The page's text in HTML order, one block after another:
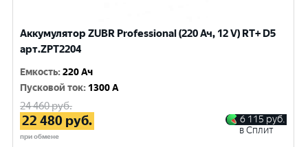
Аккумулятор ZUBR Professional (220 Ач, 12 V) RT+ D5
арт.ZPT2204
Емкость:220 Ач
Пусковой ток: 1300 A
24 460руб.
22 480 руб.
при обмене
6 115 руб.
в Сплит